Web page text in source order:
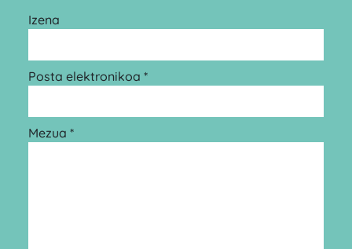
Izena
Posta elektronikoa *
Mezua *